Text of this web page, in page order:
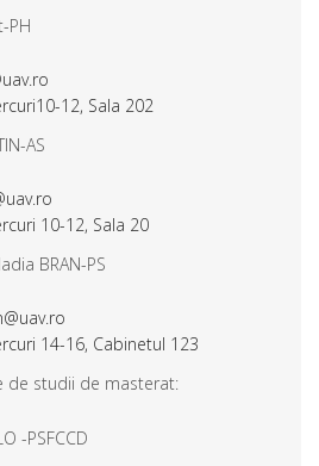
PH
12, Sala 202
AS
10-12, Sala 20
BRAN-PS
14-16, Cabinetul 123
de studii de masterat:
-PSFCCD